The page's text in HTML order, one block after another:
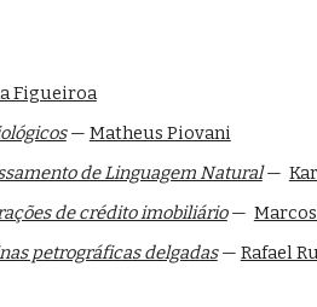
Figueiroa
— Matheus Piovani
de Linguagem Natural—
de crédito imobiliário—
petrográficas delgadas— Rafael